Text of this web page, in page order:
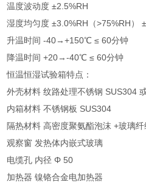
温度波动度 ±2.5%RH
湿度均匀度 ±3.0%RH（>75%RH）
升温时间 -40→+150℃ ≤ 60分钟
降温时间 +20→-40℃ ≤ 60分钟
恒温恒湿试验箱特点：
外壳材料 纹路处理不锈钢 SUS304
内箱材料 不锈钢板 SUS304
隔热材料 高密度聚氨酯泡沫 +玻璃纤
观察窗 发热体内嵌式玻璃
电缆孔 内径 Φ 50
加热器 镍铬合金电加热器